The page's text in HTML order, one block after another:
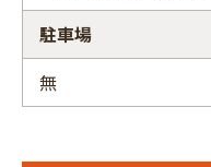
駐車場
無